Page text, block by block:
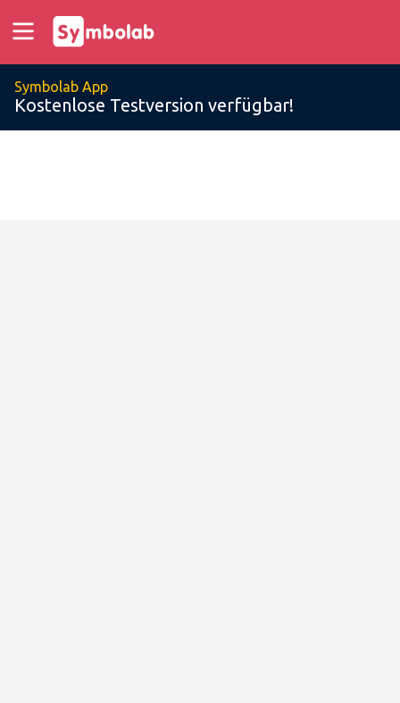
Symbolab App
Kostenlose Testversion verfügbar!